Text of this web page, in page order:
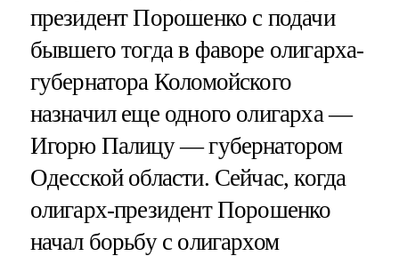
президент Порошенко с подачи
бывшего тогда в фаворе олигарха-
губернатора Коломойского
назначил еще одного олигарха —
Игорю Палицу — губернатором
Одесской области. Сейчас, когда
олигарх-президент Порошенко
начал борьбу с олигархом